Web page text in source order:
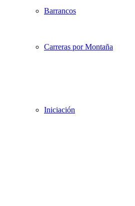
Barrancos
Carreras por Montaña
Iniciación